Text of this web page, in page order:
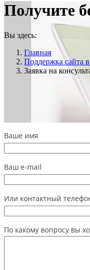
Получите
Вы здесь:
Главная
Поддержка сайта
Заявка на
Ваше имя
Ваш e-mail
Или контактный
По какому вопросу вы